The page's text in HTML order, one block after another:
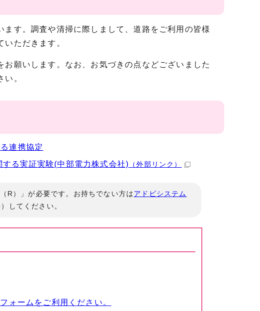
す。調査や清掃に際しまして、道路をご利用の皆様
ただきます。
願いします。なお、お気づきの点などございました
。
連携協定
る実証実験(中部電力株式会社) （外部リンク）
R）」が必要です。お持ちでない方はアドビシステム
してください。
ォームをご利用ください。